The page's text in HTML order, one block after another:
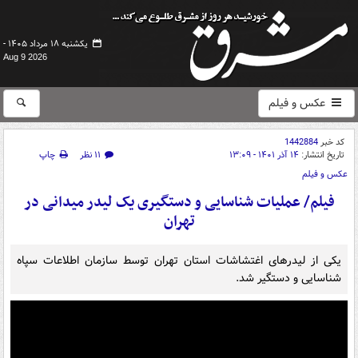
یکشنبه ۱۸ مرداد ۱۴۰۵ -
Aug 9 2026
عکس و فیلم
کد خبر1442884
تاریخ انتشار: ۱۴ آذر ۱۴۰۱ - ۱۳:۰۹ ۱۱ نظر
چاپ
عکس و فیلم
فیلم/ عملیات شناسایی و دستگیری یک لیدر میدانی در
تهران
یکی از لیدرهای اغتشاشات استان تهران توسط سازمان اطلاعات سپاه
شناسایی و دستگیر شد.